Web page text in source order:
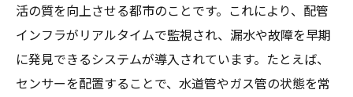
活の質を向上させる都市のことです。これにより、配管
インフラがリアルタイムで監視され、漏水や故障を早期
に発見できるシステムが導入されています。たとえば、
センサーを配置することで、水道管やガス管の状態を常